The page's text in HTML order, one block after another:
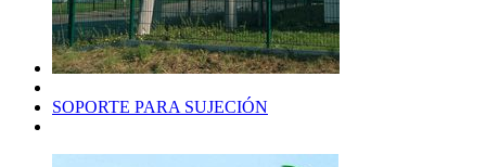
SOPORTE PARA SUJECIÓN